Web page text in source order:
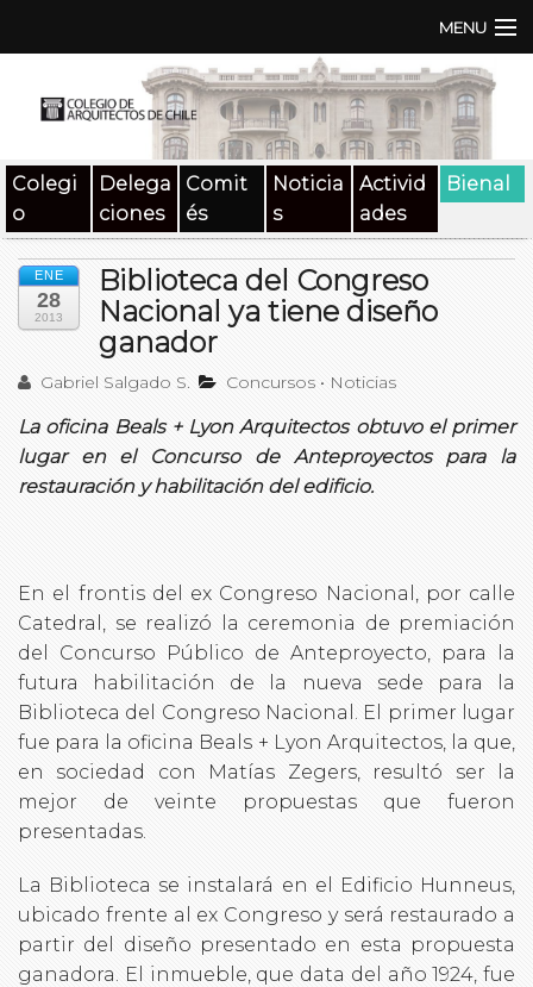
MENU
Documentos
SAT
Contacto
Colegi
o
Delega
ciones
Comit
és
Noticia
s
Activid
ades
Bienal
ENE
28
2013
Biblioteca del Congreso
Nacional ya tiene diseño
ganador
Gabriel Salgado S. Concursos • Noticias
La oficina Beals + Lyon Arquitectos obtuvo el primer
lugar en el Concurso de Anteproyectos para la
restauración y habilitación del edificio.
En el frontis del ex Congreso Nacional, por calle
Catedral, se realizó la ceremonia de premiación
del Concurso Público de Anteproyecto, para la
futura habilitación de la nueva sede para la
Biblioteca del Congreso Nacional. El primer lugar
fue para la oficina Beals + Lyon Arquitectos, la que,
en sociedad con Matías Zegers, resultó ser la
mejor de veinte propuestas que fueron
presentadas.
La Biblioteca se instalará en el Edificio Hunneus,
ubicado frente al ex Congreso y será restaurado a
partir del diseño presentado en esta propuesta
ganadora. El inmueble, que data del año 1924, fue